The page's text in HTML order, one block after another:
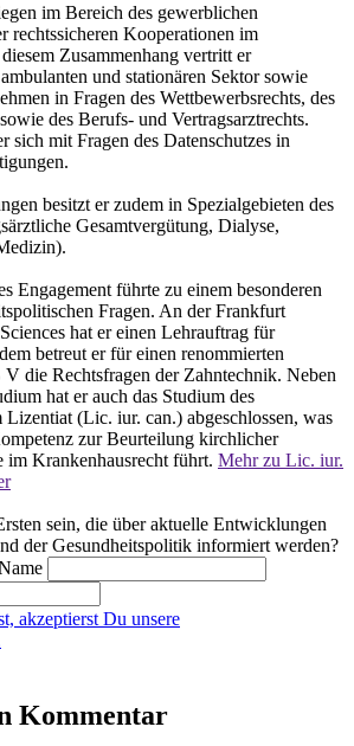
im Bereich des gewerblichen
rechtssicheren Kooperationen im
Zusammenhang vertritt er
und stationären Sektor sowie
in Fragen des Wettbewerbsrechts, des
des Berufs- und Vertragsarztrechts.
sich mit Fragen des Datenschutzes in
besitzt er zudem in Spezialgebieten des
Gesamtvergütung, Dialyse,
Engagement führte zu einem besonderen
Fragen. An der Frankfurt
hat er einen Lehrauftrag für
betreut er für einen renommierten
die Rechtsfragen der Zahntechnik. Neben
hat er auch das Studium des
(Lic. iur. can.) abgeschlossen, was
zur Beurteilung kirchlicher
im Krankenhausrecht führt. Mehr zu Lic. iur.
sein, die über aktuelle Entwicklungen
der Gesundheitspolitik informiert werden?
akzeptierst Du unsere
Kommentar